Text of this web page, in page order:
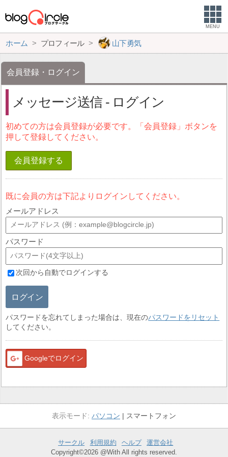
MENU
ホーム プロフィール 山下勇気
会員登録・ログイン
メッセージ送信 - ログイン
初めての方は会員登録が必要です。「会員登録」ボタンを
押して登録してください。
会員登録する
既に会員の方は下記よりログインしてください。
メールアドレス
パスワード
次回から自動でログインする
ログイン
パスワードを忘れてしまった場合は、現在のパスワードをリセット
してください。
Googleでログイン
パソコン スマートフォン
サークル 利用規約 ヘルプ
運営会社
Copyright©2026 @With All rights reserved.